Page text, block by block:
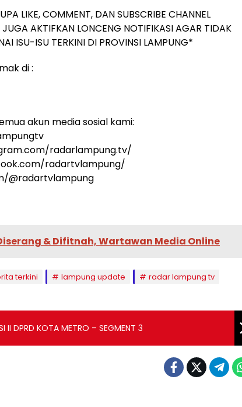
LIKE, COMMENT, DAN SUBSCRIBE CHANNEL
AKTIFKAN LONCENG NOTIFIKASI AGAR TIDAK
ISU-ISU TERKINI DI PROVINSI LAMPUNG*
di :
akun media sosial kami:
radarlampung.tv/
radartvlampung/
@radartvlampung
& Difitnah, Wartawan Media Online
terkini lampung update
radar lampung tv
II DPRD KOTA METRO – SEGMENT 3